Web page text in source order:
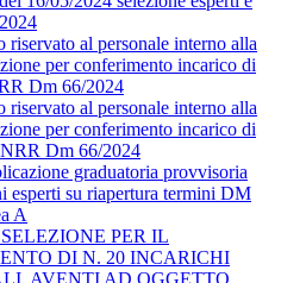
riservato al personale interno alla
per conferimento incarico di
Dm 66/2024
riservato al personale interno alla
per conferimento incarico di
Dm 66/2024
graduatoria provvisoria
esperti su riapertura termini DM
A
PER IL
DI N. 20 INCARICHI